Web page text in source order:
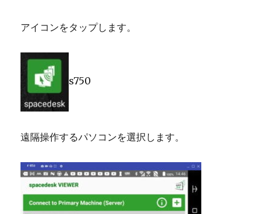
アイコンをタップします。
s750
遠隔操作するパソコンを選択します。